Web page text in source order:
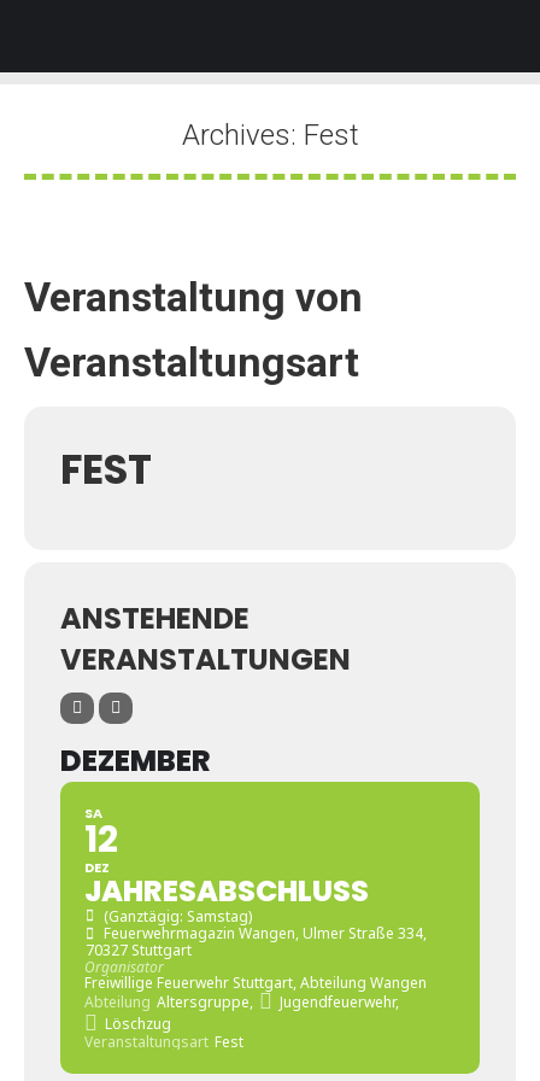
Archives: Fest
Sie befinden sich hier:
Veranstaltung von
Veranstaltungsart
FEST
ANSTEHENDE
VERANSTALTUNGEN
DEZEMBER
SA
12
DEZ
JAHRESABSCHLUSS
(Ganztägig: Samstag)
Feuerwehrmagazin Wangen, Ulmer Straße 334,
70327 Stuttgart
Organisator
Freiwillige Feuerwehr Stuttgart, Abteilung Wangen
Abteilung Altersgruppe,
Jugendfeuerwehr,
Löschzug
Veranstaltungsart Fest